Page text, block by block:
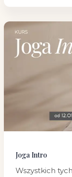
Joga Intro
Wszystkich
Joga
Intro